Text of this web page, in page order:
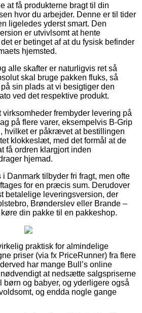
at få produkterne bragt til din
hvor du arbejder. Denne er til tider
ligeledes yderst smart. Den
er utvivlsomt at hente
er betinget af at du fysisk befinder
hjemsted.
alle skafter er naturligvis ret så
skal bruge pakken fluks, så
sin plads at vi besigtiger den
ved det respektive produkt.
frembyder levering på
på flere varer, eksempelvis B-Grip
hvilket er påkrævet at bestillingen
klokkeslæt, med det formål at de
få ordren klargjort inden
hjemad.
Danmark tilbyder fri fragt, men ofte
for en præcis sum. Derudover
betalelige leveringsversion, der
Brønderslev eller Brande –
din pakke til en pakkeshop.
praktisk for almindelige
priser (via fx PriceRunner) fra flere
har mange Bull’s online
at nedsætte salgspriserne
børn og babyer, og yderligere også
og endda nogle gange